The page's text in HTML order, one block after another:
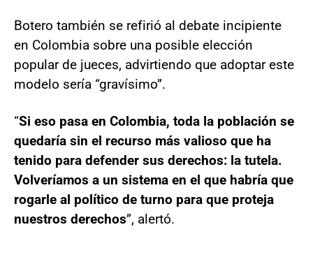
Botero también se refirió al debate incipiente
en Colombia sobre una posible elección
popular de jueces, advirtiendo que adoptar este
modelo sería “gravísimo”.
“Si eso pasa en Colombia, toda la población se
quedaría sin el recurso más valioso que ha
tenido para defender sus derechos: la tutela.
Volveríamos a un sistema en el que habría que
rogarle al político de turno para que proteja
nuestros derechos”, alertó.